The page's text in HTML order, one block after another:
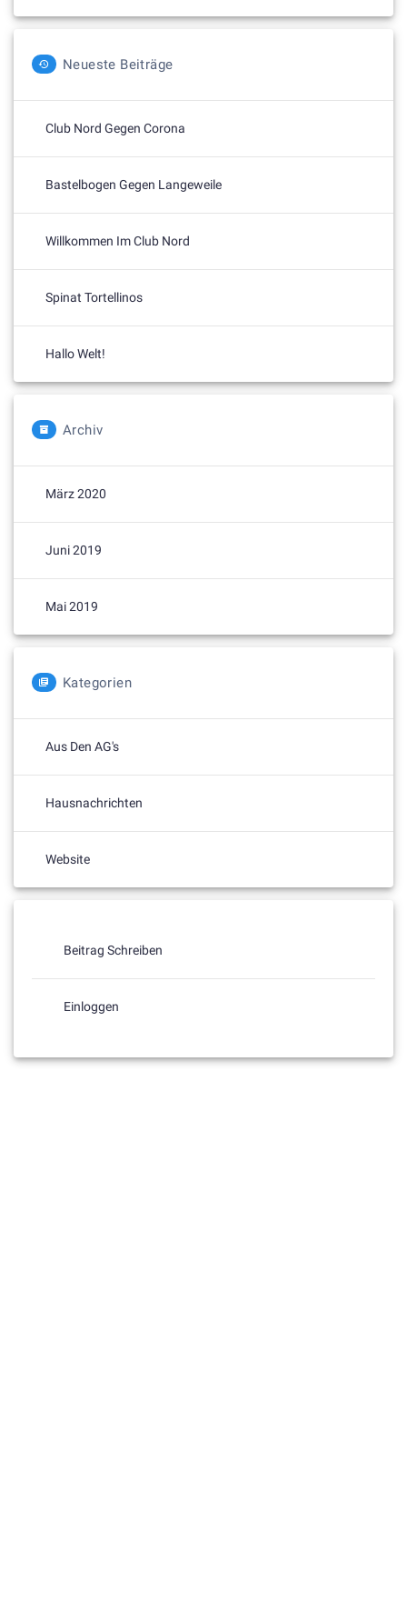
Neueste Beiträge
Club Nord Gegen Corona
Bastelbogen Gegen Langeweile
Willkommen Im Club Nord
Spinat Tortellinos
Hallo Welt!
Archiv
März 2020
Juni 2019
Mai 2019
Kategorien
Aus Den AG's
Hausnachrichten
Website
Beitrag Schreiben
Einloggen